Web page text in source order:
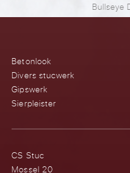
Bullseye
Betonlook
Divers stucwerk
Gipswerk
Sierpleister
CS Stuc
Mossel 20